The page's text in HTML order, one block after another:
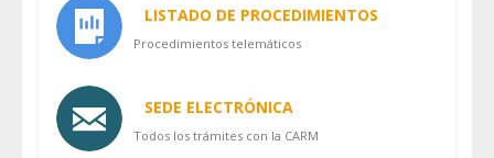
LISTADO DE PROCEDIMIENTOS
Procedimientos telemáticos
SEDE ELECTRÓNICA
Todos los trámites con la CARM